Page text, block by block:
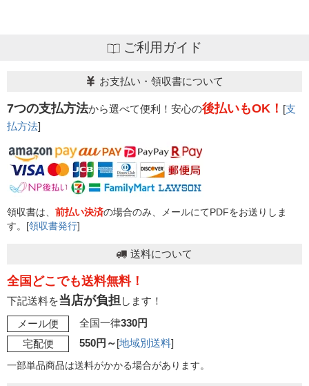
ご利用ガイド
お支払い・領収書について
7つの支払方法から選べて便利！安心の後払いもOK！ [支
払方法]
領収書は、 前払い決済の場合のみ、メールにてPDFをお送りしま
す。[領収書発行]
送料について
全国どこでも送料無料！
下記送料を当店が負担します！
メール便
全国一律330円
宅配便
550円～[地域別送料]
一部単品商品は送料がかかる場合があります。